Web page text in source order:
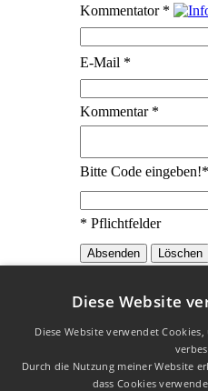
Kommentator *
E-Mail *
Kommentar *
Bitte Code eingeben!*
* Pflichtfelder
Die Erklärungen zu den
Genehmigung vom
W3C CSS
12.10.2018
Diese Website
Diese Website verwendet
Durch die Nutzung meiner Website
dass Cookies